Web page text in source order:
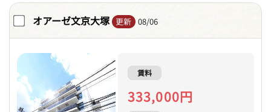
オアーゼ文京大塚 更新 08/06
賃料
333,000円